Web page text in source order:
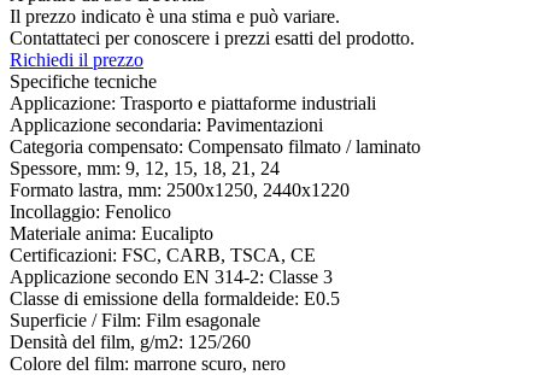
Il prezzo indicato è una stima e può variare.
Contattateci per conoscere i prezzi esatti del prodotto.
Richiedi il prezzo
Specifiche tecniche
Applicazione: Trasporto e piattaforme industriali
Applicazione secondaria: Pavimentazioni
Categoria compensato: Compensato filmato / laminato
Spessore, mm: 9, 12, 15, 18, 21, 24
Formato lastra, mm: 2500x1250, 2440x1220
Incollaggio: Fenolico
Materiale anima: Eucalipto
Certificazioni: FSC, CARB, TSCA, CE
Applicazione secondo EN 314-2: Classe 3
Classe di emissione della formaldeide: E0.5
Superficie / Film: Film esagonale
Densità del film, g/m2: 125/260
Colore del film: marrone scuro, nero